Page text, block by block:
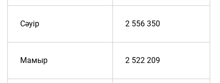
Сәуір 2 556 350
Мамыр 2 522 209